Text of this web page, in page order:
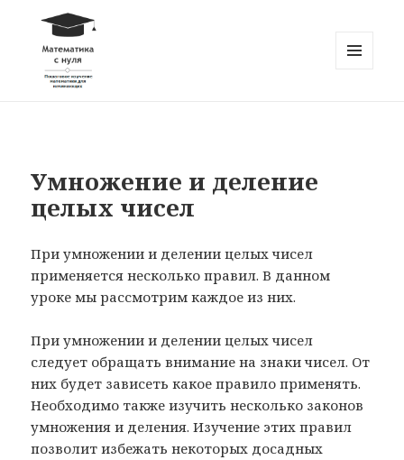
Умножение и деление
целых чисел
При умножении и делении целых чисел
применяется несколько правил. В данном
уроке мы рассмотрим каждое из них.
При умножении и делении целых чисел
следует обращать внимание на знаки чисел. От
них будет зависеть какое правило применять.
Необходимо также изучить несколько законов
умножения и деления. Изучение этих правил
позволит избежать некоторых досадных